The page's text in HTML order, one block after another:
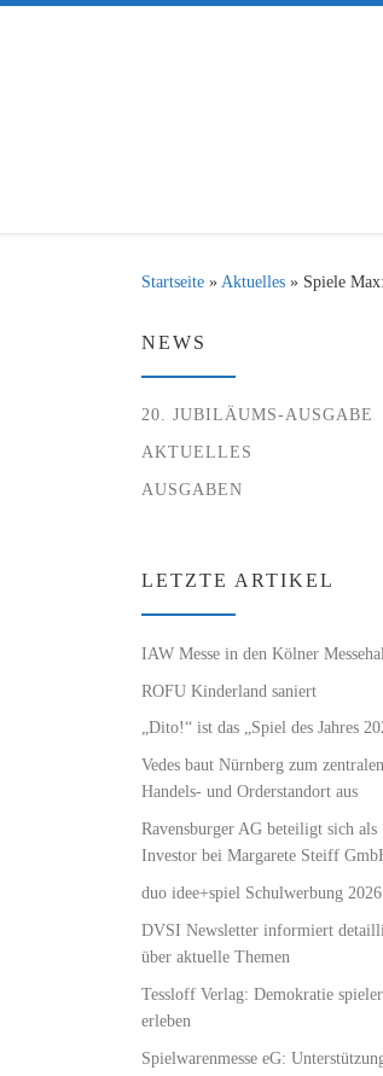
Startseite »Aktuelles » Spiele
NEWS
20. JUBILÄUMS-AUSGABE
AKTUELLES
AUSGABEN
LETZTE ARTIKEL
IAW Messe in den Kölner
ROFU Kinderland saniert
„Dito!“ ist das „Spiel des Jahres
Vedes baut Nürnberg zum zentralen
Handels- und Orderstandort aus
Ravensburger AG beteiligt sich als
Investor bei Margarete Steiff
duo idee+spiel Schulwerbung 2026
DVSI Newsletter informiert
über aktuelle Themen
Tessloff Verlag: Demokratie
erleben
Spielwarenmesse eG: